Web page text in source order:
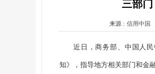
三部
来源 : 信用中国
近日，商务部、中国人
知》，指导地方相关部门和金